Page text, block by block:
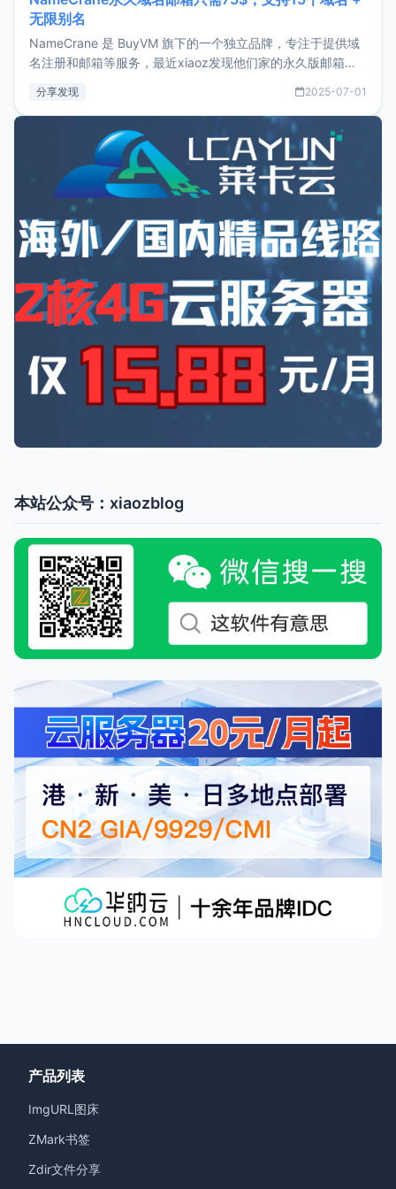
无限别名
NameCrane 是 BuyVM 旗下的一个独立品牌，专注于提供域
名注册和邮箱等服务，最近xiaoz发现他们家的永久版邮箱服
又实惠的域名邮箱，不妨尝试一下 NameCrane。注册
NameCraneNameCrane不支持直接注册，必须要购买
分享发现 2025-07-01
本站公众号：xiaozblog
产品列表
ImgURL图床
ZMark书签
Zdir文件分享